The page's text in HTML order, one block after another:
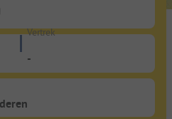
Vertrek
-